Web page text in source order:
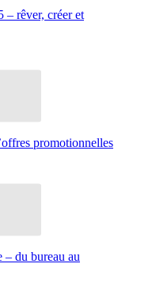
– rêver, créer et
promotionnelles
– du bureau au